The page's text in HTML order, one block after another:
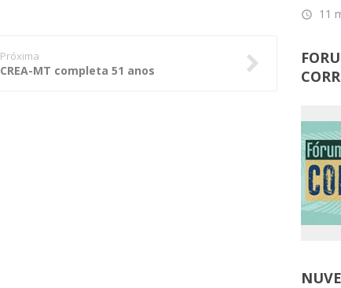
Próxima
CREA-MT completa 51 anos
access_time 11